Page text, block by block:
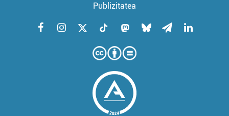
Publizitatea